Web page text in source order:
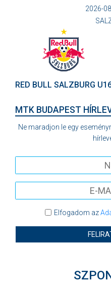
2026-
RED BULL SALZBURG
MTK BUDAPEST
Ne maradjon le egy
Elfogadom az